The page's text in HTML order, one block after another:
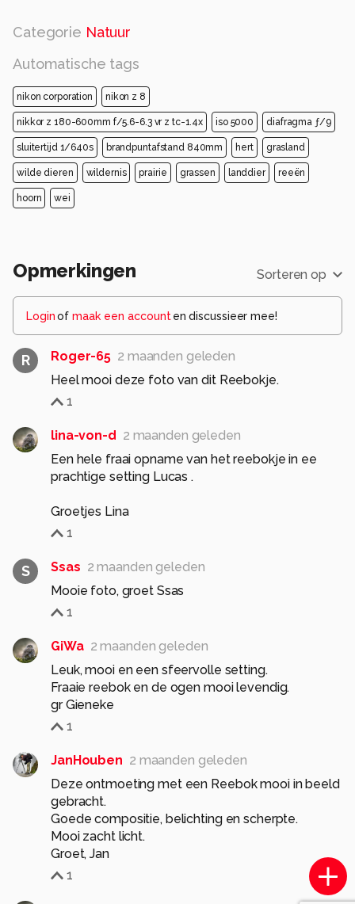
Categorie Natuur
Automatische tags
nikon corporation nikon z 8
nikkor z 180-600mm f/5.6-6.3 vr z tc-1.4x iso 5000 diafragma ƒ/9
sluitertijd 1/640s brandpuntafstand 840mm hert grasland
wilde dieren wildernis prairie grassen landdier reeën
hoorn wei
Opmerkingen Sorteren op
Loginof maak een account en discussieer mee!
R Roger-65 2 maanden geleden
Heel mooi deze foto van dit Reebokje.
1
lina-von-d 2 maanden geleden
Een hele fraai opname van het reebokje in ee
prachtige setting Lucas .
Groetjes Lina
1
S Ssas 2 maanden geleden
Mooie foto, groet Ssas
1
GiWa 2 maanden geleden
Leuk, mooi en een sfeervolle setting.
Fraaie reebok en de ogen mooi levendig.
gr Gieneke
1
JanHouben 2 maanden geleden
Deze ontmoeting met een Reebok mooi in beeld
gebracht.
Goede compositie, belichting en scherpte.
Mooi zacht licht.
Groet, Jan
1